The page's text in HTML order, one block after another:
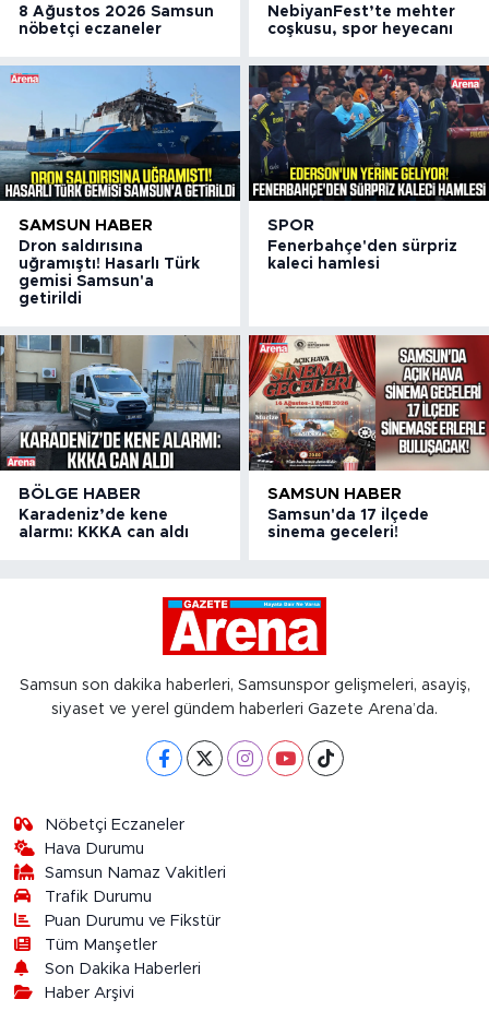
8 Ağustos 2026 Samsun
nöbetçi eczaneler
NebiyanFest’te mehter
coşkusu, spor heyecanı
SAMSUN HABER
Dron saldırısına
uğramıştı! Hasarlı Türk
gemisi Samsun'a
getirildi
SPOR
Fenerbahçe'den sürpriz
kaleci hamlesi
BÖLGE HABER
Karadeniz’de kene
alarmı: KKKA can aldı
SAMSUN HABER
Samsun'da 17 ilçede
sinema geceleri!
Samsun son dakika haberleri, Samsunspor gelişmeleri, asayiş,
siyaset ve yerel gündem haberleri Gazete Arena’da.
Nöbetçi Eczaneler
Hava Durumu
Samsun Namaz Vakitleri
Trafik Durumu
Puan Durumu ve Fikstür
Tüm Manşetler
Son Dakika Haberleri
Haber Arşivi